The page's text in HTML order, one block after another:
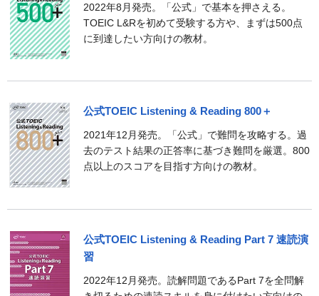
2022年8月発売。「公式」で基本を押さえる。
TOEIC L&Rを初めて受験する方や、まずは500点
に到達したい方向けの教材。
公式TOEIC Listening & Reading 800＋
2021年12月発売。「公式」で難問を攻略する。過
去のテスト結果の正答率に基づき難問を厳選。800
点以上のスコアを目指す方向けの教材。
公式TOEIC Listening & Reading Part 7 速読演
習
2022年12月発売。読解問題であるPart 7を全問解